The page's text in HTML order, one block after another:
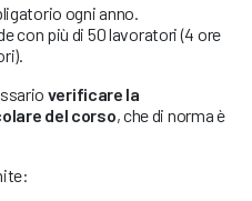
ogni anno.
con più di 50 lavoratori (4 ore
verificare la
del corso, che di norma è